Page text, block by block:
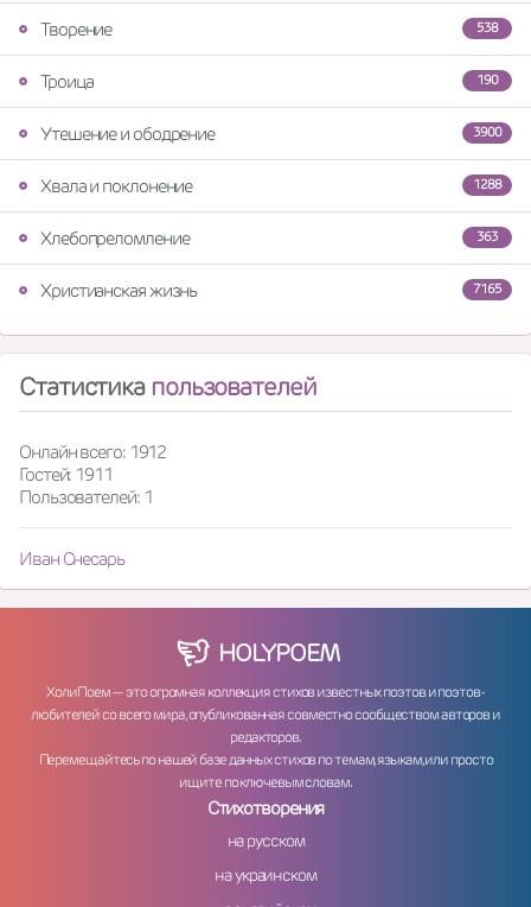
538
Творение
190
Троица
3900
Утешение и ободрение
1288
Хвала и поклонение
363
Хлебопреломление
7165
Христианская жизнь
Статистика пользователей
Онлайн всего: 1912
Гостей: 1911
Пользователей: 1
Иван Снесарь
HOLYPOEM
ХолиПоем — это огромная коллекция стихов известных поэтов и поэтов-
любителей со всего мира, опубликованная совместно сообществом авторов и
редакторов.
Перемещайтесь по нашей базе данных стихов по темам, языкам, или просто
ищите по ключевым словам.
Стихотворения
на русском
на украинском